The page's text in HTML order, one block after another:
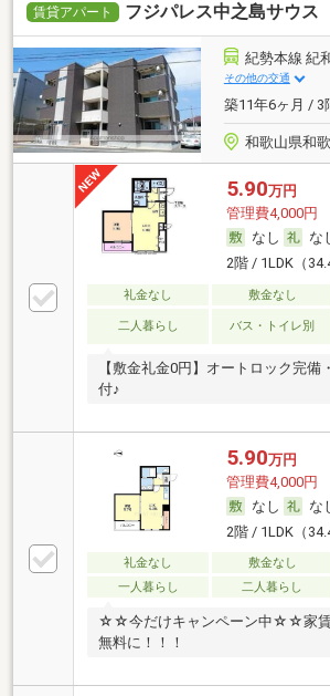
賃貸アパート フジパレス中之島サウス
紀勢本線 紀
その他の交通
築11年6ヶ月 / 3
和歌山県和
5.90万円
管理費4,000円
なし
な
2階 / 1LDK（
礼金なし 敷金なし
二人暮らし バス・トイレ別
【敷金礼金0円】オートロック完備
付♪
5.90万円
管理費4,000円
なし
な
2階 / 1LDK（
礼金なし 敷金なし
一人暮らし
二人暮らし
☆☆今だけキャンペーン中☆☆家賃
無料に！！！